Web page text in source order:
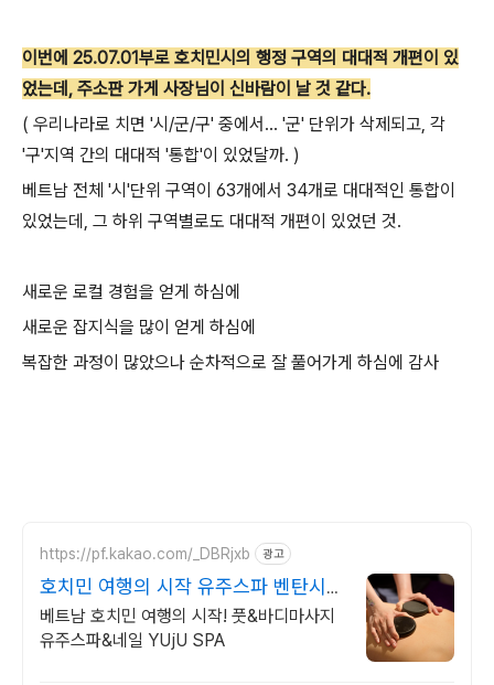
이번에 25.07.01부로 호치민시의 행정 구역의 대대적 개편이 있
었는데, 주소판 가게 사장님이 신바람이 날 것 같다.
( 우리나라로 치면 '시/군/구' 중에서... '군' 단위가 삭제되고, 각
'구'지역 간의 대대적 '통합'이 있었달까. )
베트남 전체 '시'단위 구역이 63개에서 34개로 대대적인 통합이
있었는데, 그 하위 구역별로도 대대적 개편이 있었던 것.
새로운 로컬 경험을 얻게 하심에
새로운 잡지식을 많이 얻게 하심에
복잡한 과정이 많았으나 순차적으로 잘 풀어가게 하심에 감사
https://pf.kakao.com/_DBRjxb 광고
호치민 여행의 시작 유주스파 벤탄시장
도보 3분
베트남 호치민 여행의 시작! 풋&바디마사지
유주스파&네일 YUjU SPA